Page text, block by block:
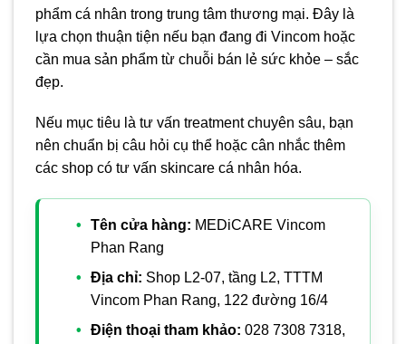
phẩm cá nhân trong trung tâm thương mại. Đây là
lựa chọn thuận tiện nếu bạn đang đi Vincom hoặc
cần mua sản phẩm từ chuỗi bán lẻ sức khỏe – sắc
đẹp.
Nếu mục tiêu là tư vấn treatment chuyên sâu, bạn
nên chuẩn bị câu hỏi cụ thể hoặc cân nhắc thêm
các shop có tư vấn skincare cá nhân hóa.
Tên cửa hàng: MEDiCARE Vincom
Phan Rang
Địa chỉ: Shop L2-07, tầng L2, TTTM
Vincom Phan Rang, 122 đường 16/4
Điện thoại tham khảo: 028 7308 7318,